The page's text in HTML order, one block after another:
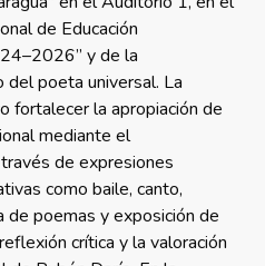
de Educación
y de la
del poeta universal. La
fortalecer la apropiación de
mediante el
de expresiones
como baile, canto,
de poemas y exposición de
crítica y la valoración